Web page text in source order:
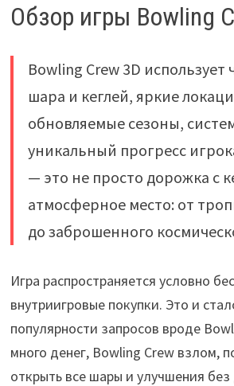
Обзор игры Bowling
Bowling Crew 3D
шара и кеглей, яркие
обновляемые сезоны,
уникальный прогресс
— это не просто дорожка с
атмосферное место: от
до заброшенного
Игра распространяется условно
внутриигровые покупки. Это и
популярности запросов вроде
много денег, Bowling Crew взлом,
открыть все шары и улучшения